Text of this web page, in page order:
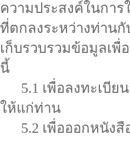
ความประสงค์ในกา
ที่ตกลงระหว่างท่าน
เก็บรวบรวมข้อมูลเพื่
นี้
5.1 เพื่อลงทะเบีย
ให้แก่ท่าน
5.2 เพื่อออกหนังสื